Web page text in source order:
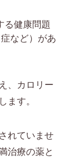
る健康問題
など）があ
、カロリー
す。
れていませ
治療の薬と